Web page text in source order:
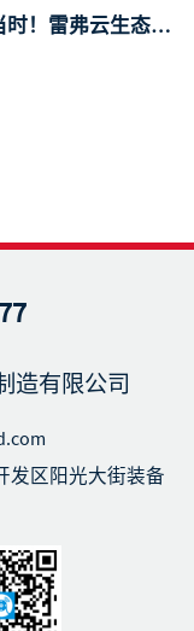
立冬至，智慧守护正当时！雷弗云生态，开启智慧种植新时代
造有限公司
发区阳光大街装备